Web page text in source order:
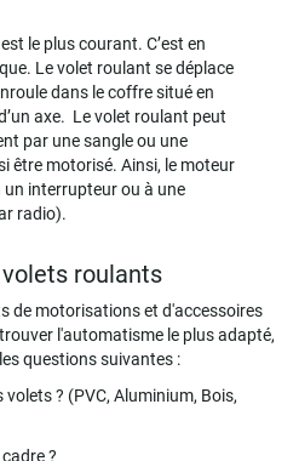
le plus courant. C’est en
Le volet roulant se déplace
dans le coffre situé en
axe. Le volet roulant peut
par une sangle ou une
être motorisé. Ainsi, le moteur
interrupteur ou à une
radio).
roulants
de motorisations et d'accessoires
l'automatisme le plus adapté,
questions suivantes :
? (PVC, Aluminium, Bois,
?